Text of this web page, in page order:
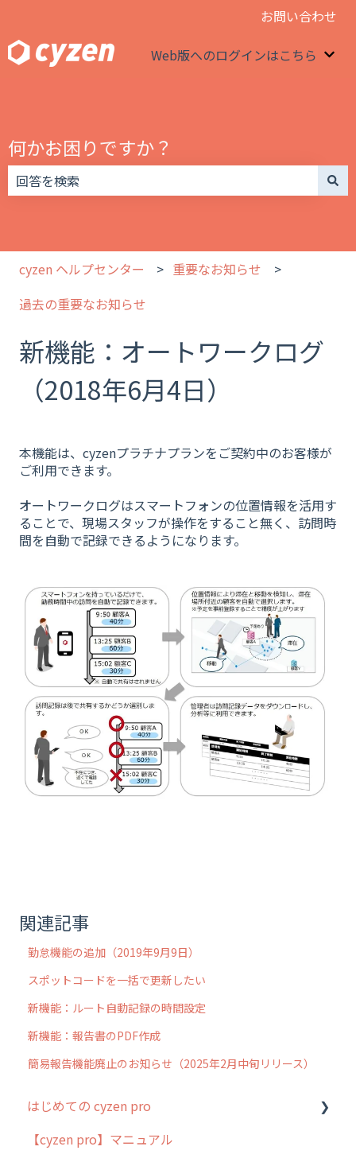
お問い合わせ
Web版へのログインはこちら
何かお困りですか？
cyzen ヘルプセンター
重要なお知らせ
過去の重要なお知らせ
新機能：オートワークログ
（2018年6月4日）
本機能は、cyzenプラチナプランをご契約中のお客様が
ご利用できます。
オートワークログはスマートフォンの位置情報を活用す
ることで、現場スタッフが操作をすること無く、訪問時
間を自動で記録できるようになります。
関連記事
勤怠機能の追加（2019年9月9日）
スポットコードを一括で更新したい
新機能：ルート自動記録の時間設定
新機能：報告書のPDF作成
簡易報告機能廃止のお知らせ（2025年2月中旬リリース）
はじめての cyzen pro
cyzen pro とは？
【cyzen pro】マニュアル